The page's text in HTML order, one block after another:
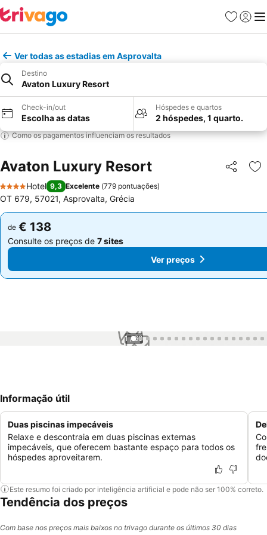
Favoritos
Iniciar
Ver todas as estadias em Asprovalta
Destino
Avaton Luxury Resort
Check-in/out
Escolha as datas
Hóspedes e quartos
2 hóspedes, 1 quarto.
Como os pagamentos influenciam os resultados
Avaton Luxury Resort Partilhar
4 Estrelas
Hotel 9,3 Excelente (779 pontuações)
OT 679, 57021, Asprovalta, Grécia
de € 138
Consulte os preços de 7 sites
de € 138
Consulte os preços de 7 sites
Ver preços
1 / 60
Informação útil
Duas piscinas impecáveis
Relaxe e descontraia em duas piscinas externas
impecáveis, que oferecem bastante espaço para todos os
hóspedes aproveitarem.
Este resumo foi criado por inteligência artificial e pode não ser 100% correto.
Tendência dos preços
Com base nos preços mais baixos no trivago durante os últimos 30 dias